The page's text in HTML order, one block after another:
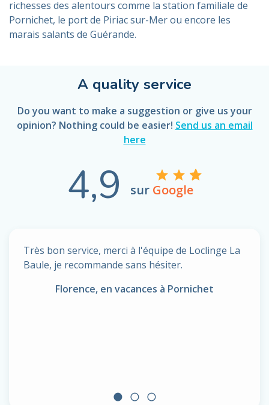
richesses des alentours comme la station familiale de
Pornichet, le port de Piriac sur-Mer ou encore les
marais salants de Guérande.
A quality service
Do you want to make a suggestion or give us your
opinion? Nothing could be easier! Send us an email
here
4,9 sur Google
Très bon service, merci à l'équipe de Loclinge La
Baule, je recommande sans hésiter.
Florence, en vacances à Pornichet
circle radio_button_unchecked radio_button_unchecked